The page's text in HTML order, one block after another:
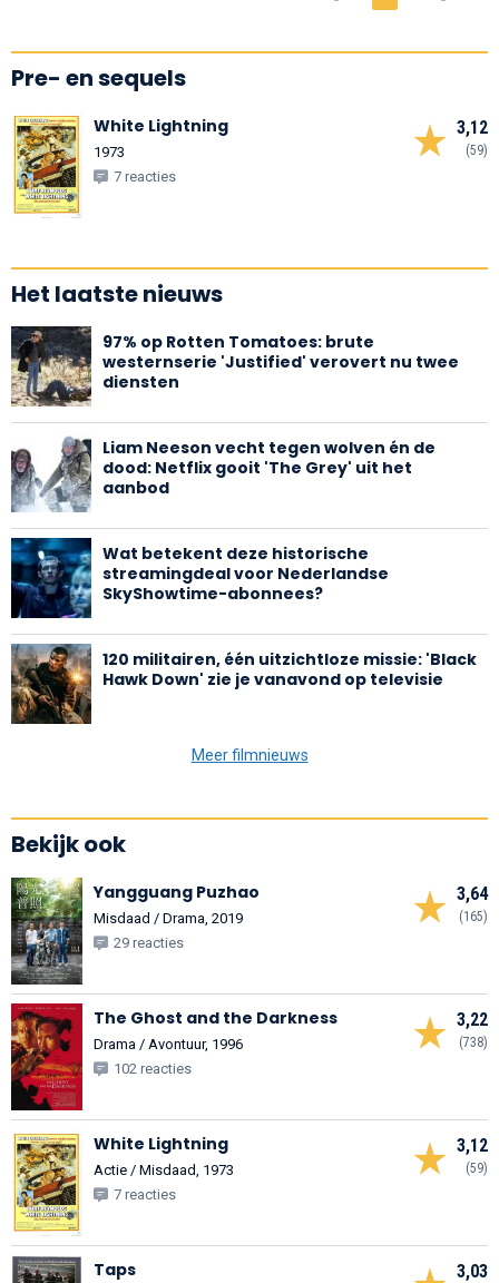
Pre- en sequels
3,12
(59)
White Lightning
1973
7 reacties
Het laatste nieuws
97% op Rotten Tomatoes: brute
westernserie 'Justified' verovert nu twee
diensten
Liam Neeson vecht tegen wolven én de
dood: Netflix gooit 'The Grey' uit het
aanbod
Wat betekent deze historische
streamingdeal voor Nederlandse
SkyShowtime-abonnees?
120 militairen, één uitzichtloze missie: 'Black
Hawk Down' zie je vanavond op televisie
Meer filmnieuws
Bekijk ook
3,64
(165)
Yangguang Puzhao
Misdaad / Drama, 2019
29 reacties
3,22
(738)
The Ghost and the Darkness
Drama / Avontuur, 1996
102 reacties
3,12
(59)
White Lightning
Actie / Misdaad, 1973
7 reacties
3,03
Taps